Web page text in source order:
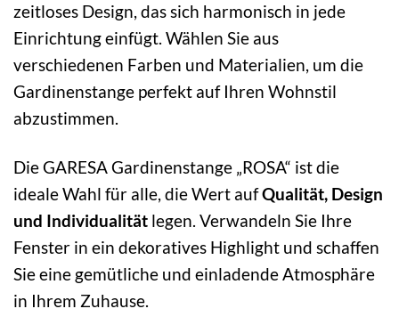
zeitloses Design, das sich harmonisch in jede
Einrichtung einfügt. Wählen Sie aus
verschiedenen Farben und Materialien, um die
Gardinenstange perfekt auf Ihren Wohnstil
abzustimmen.
Die GARESA Gardinenstange „ROSA“ ist die
ideale Wahl für alle, die Wert aufQualität, Design
und Individualität legen. Verwandeln Sie Ihre
Fenster in ein dekoratives Highlight und schaffen
Sie eine gemütliche und einladende Atmosphäre
in Ihrem Zuhause.